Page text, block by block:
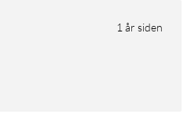
1 år siden